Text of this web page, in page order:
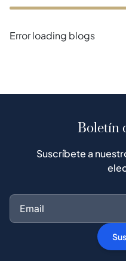
Error loading blogs
Boletín
Suscríbete a